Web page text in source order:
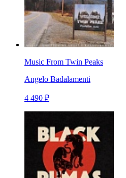
Music From Twin Peaks
Angelo Badalamenti
4 490 ₽